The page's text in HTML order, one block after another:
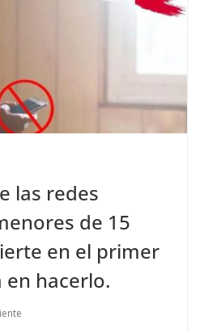
las redes
de 15
en el primer
en hacerlo.